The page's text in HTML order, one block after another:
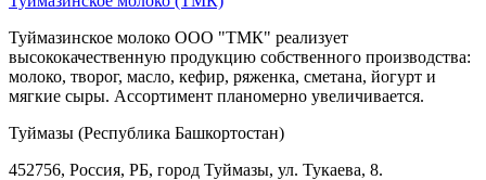
Туймазинское молоко ООО "ТМК" реализует
высококачественную продукцию собственного производства:
молоко, творог, масло, кефир, ряженка, сметана, йогурт и
мягкие сыры. Ассортимент планомерно увеличивается.
Туймазы (Республика Башкортостан)
452756, Россия, РБ, город Туймазы, ул. Тукаева, 8.